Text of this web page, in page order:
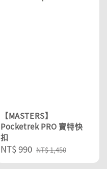
【MASTERS】
Pocketrek PRO 寶特快
扣
Sale
price
NT$ 990 Regular
price
NT$ 1,450